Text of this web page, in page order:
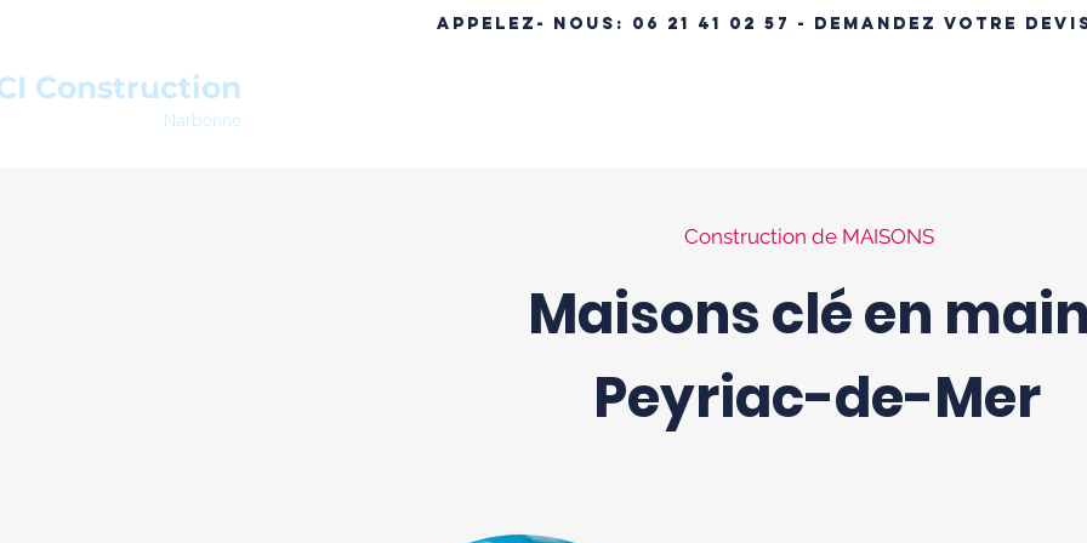
APPELEZ- NOUS: 06 21 41 02 57 - DEMANDEZ VOTRE
Construction
Narbonne
Construction de MAISONS
Maisons clé en main
Peyriac-de-Mer